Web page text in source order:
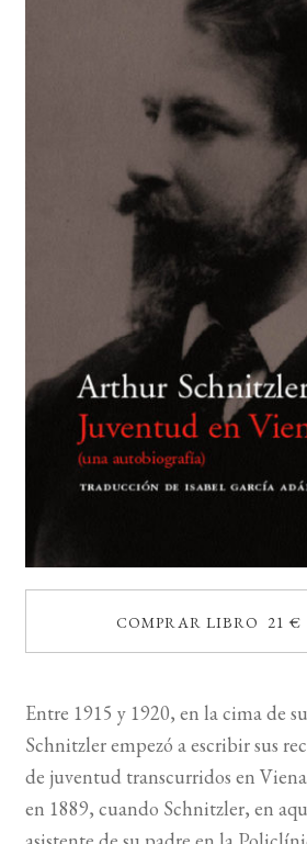
BUSCAR
LISTA
COMPRAR LIBRO 21 €
Entre 1915 y 1920, en la cima de
Schnitzler empezó a escribir sus
de juventud transcurridos en
en 1889, cuando Schnitzler, en